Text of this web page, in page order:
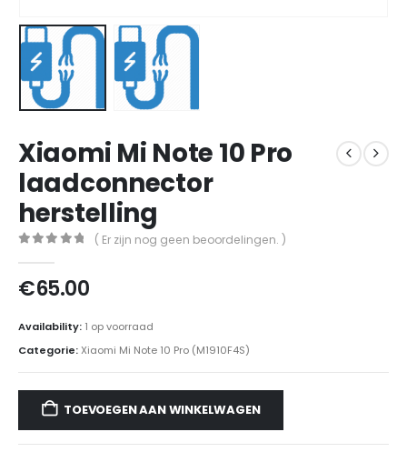
Xiaomi Mi Note 10 Pro
laadconnector
herstelling
( Er zijn nog geen beoordelingen. )
€65.00
Availability: 1 op voorraad
Categorie:Xiaomi Mi Note 10 Pro (M1910F4S)
TOEVOEGEN AAN WINKELWAGEN